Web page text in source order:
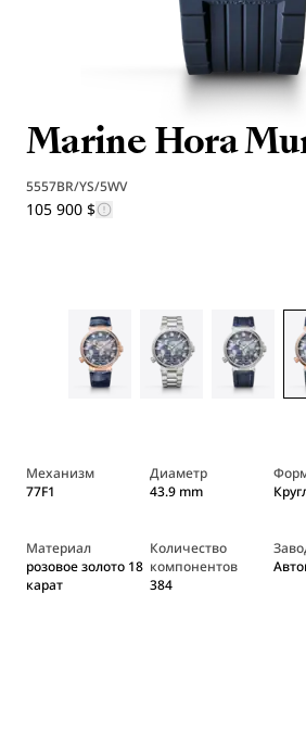
Marine Hora
5557BR/YS/5WV
105 900 $
Механизм
77F1
Диаметр
43.9 mm
Материал
розовое золото 18
карат
Количество
компонентов
384